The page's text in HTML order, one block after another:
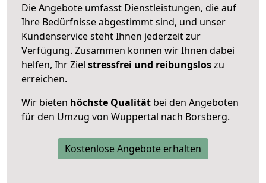
Die Angebote umfasst Dienstleistungen, die auf
Ihre Bedürfnisse abgestimmt sind, und unser
Kundenservice steht Ihnen jederzeit zur
Verfügung. Zusammen können wir Ihnen dabei
helfen, Ihr Ziel stressfrei und reibungsloszu
erreichen.
Wir bieten höchste Qualität bei den Angeboten
für den Umzug von Wuppertal nach Borsberg.
Kostenlose Angebote erhalten